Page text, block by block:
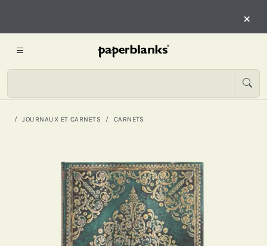
×
JOURNAUX ET CARNETS CARNETS